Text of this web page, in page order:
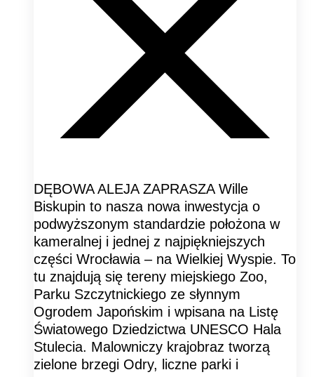
DĘBOWA ALEJA ZAPRASZA Wille
Biskupin to nasza nowa inwestycja o
podwyższonym standardzie położona w
kameralnej i jednej z najpiękniejszych
części Wrocławia – na Wielkiej Wyspie. To
tu znajdują się tereny miejskiego Zoo,
Parku Szczytnickiego ze słynnym
Ogrodem Japońskim i wpisana na Listę
Światowego Dziedzictwa UNESCO Hala
Stulecia. Malowniczy krajobraz tworzą
zielone brzegi Odry, liczne parki i